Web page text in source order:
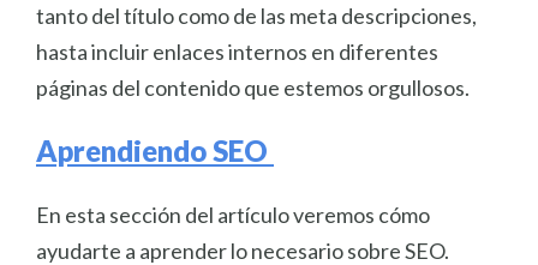
tanto del título como de las meta descripciones,
hasta incluir enlaces internos en diferentes
páginas del contenido que estemos orgullosos.
Aprendiendo SEO
En esta sección del artículo veremos cómo
ayudarte a aprender lo necesario sobre SEO.